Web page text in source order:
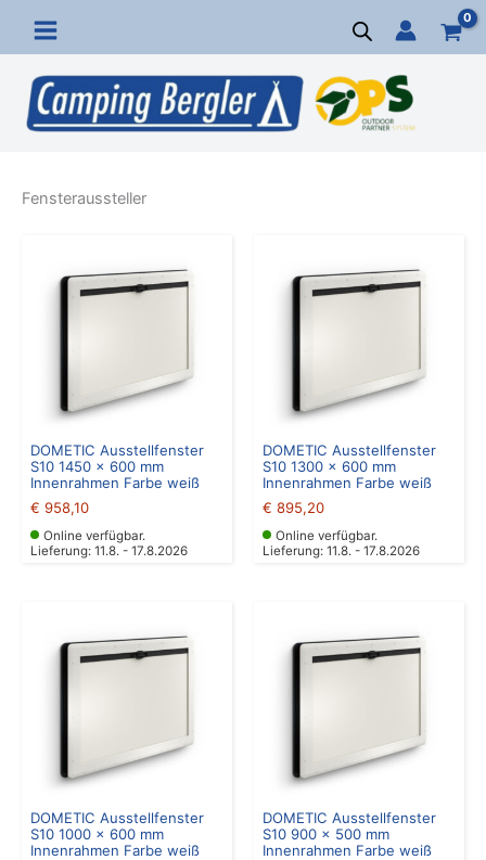
Inhalt
springen
Fensteraussteller
DOMETIC Ausstellfenster
S10 1450 x 600 mm
Innenrahmen Farbe weiß
€ 958,10
Online verfügbar.
Lieferung: 11.8. - 17.8.2026
DOMETIC Ausstellfenster
S10 1300 x 600 mm
Innenrahmen Farbe weiß
€ 895,20
Online verfügbar.
Lieferung: 11.8. - 17.8.2026
DOMETIC Ausstellfenster
S10 1000 x 600 mm
Innenrahmen Farbe weiß
DOMETIC Ausstellfenster
S10 900 x 500 mm
Innenrahmen Farbe weiß